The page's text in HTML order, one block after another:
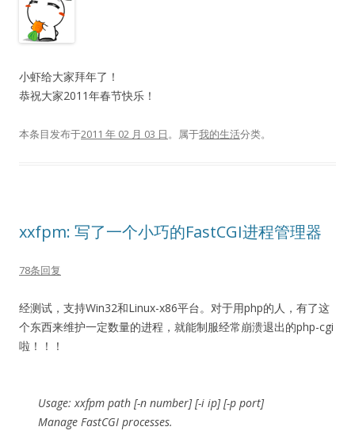
小虾给大家拜年了！
恭祝大家2011年春节快乐！
本条目发布于2011 年 02 月 03 日。属于我的生活分类。
xxfpm: 写了一个小巧的FastCGI进程管理器
78条回复
经测试，支持Win32和Linux-x86平台。对于用php的人，有了这
个东西来维护一定数量的进程，就能制服经常崩溃退出的php-cgi
啦！！！
Usage: xxfpm path [-n number] [-i ip] [-p port]
Manage FastCGI processes.